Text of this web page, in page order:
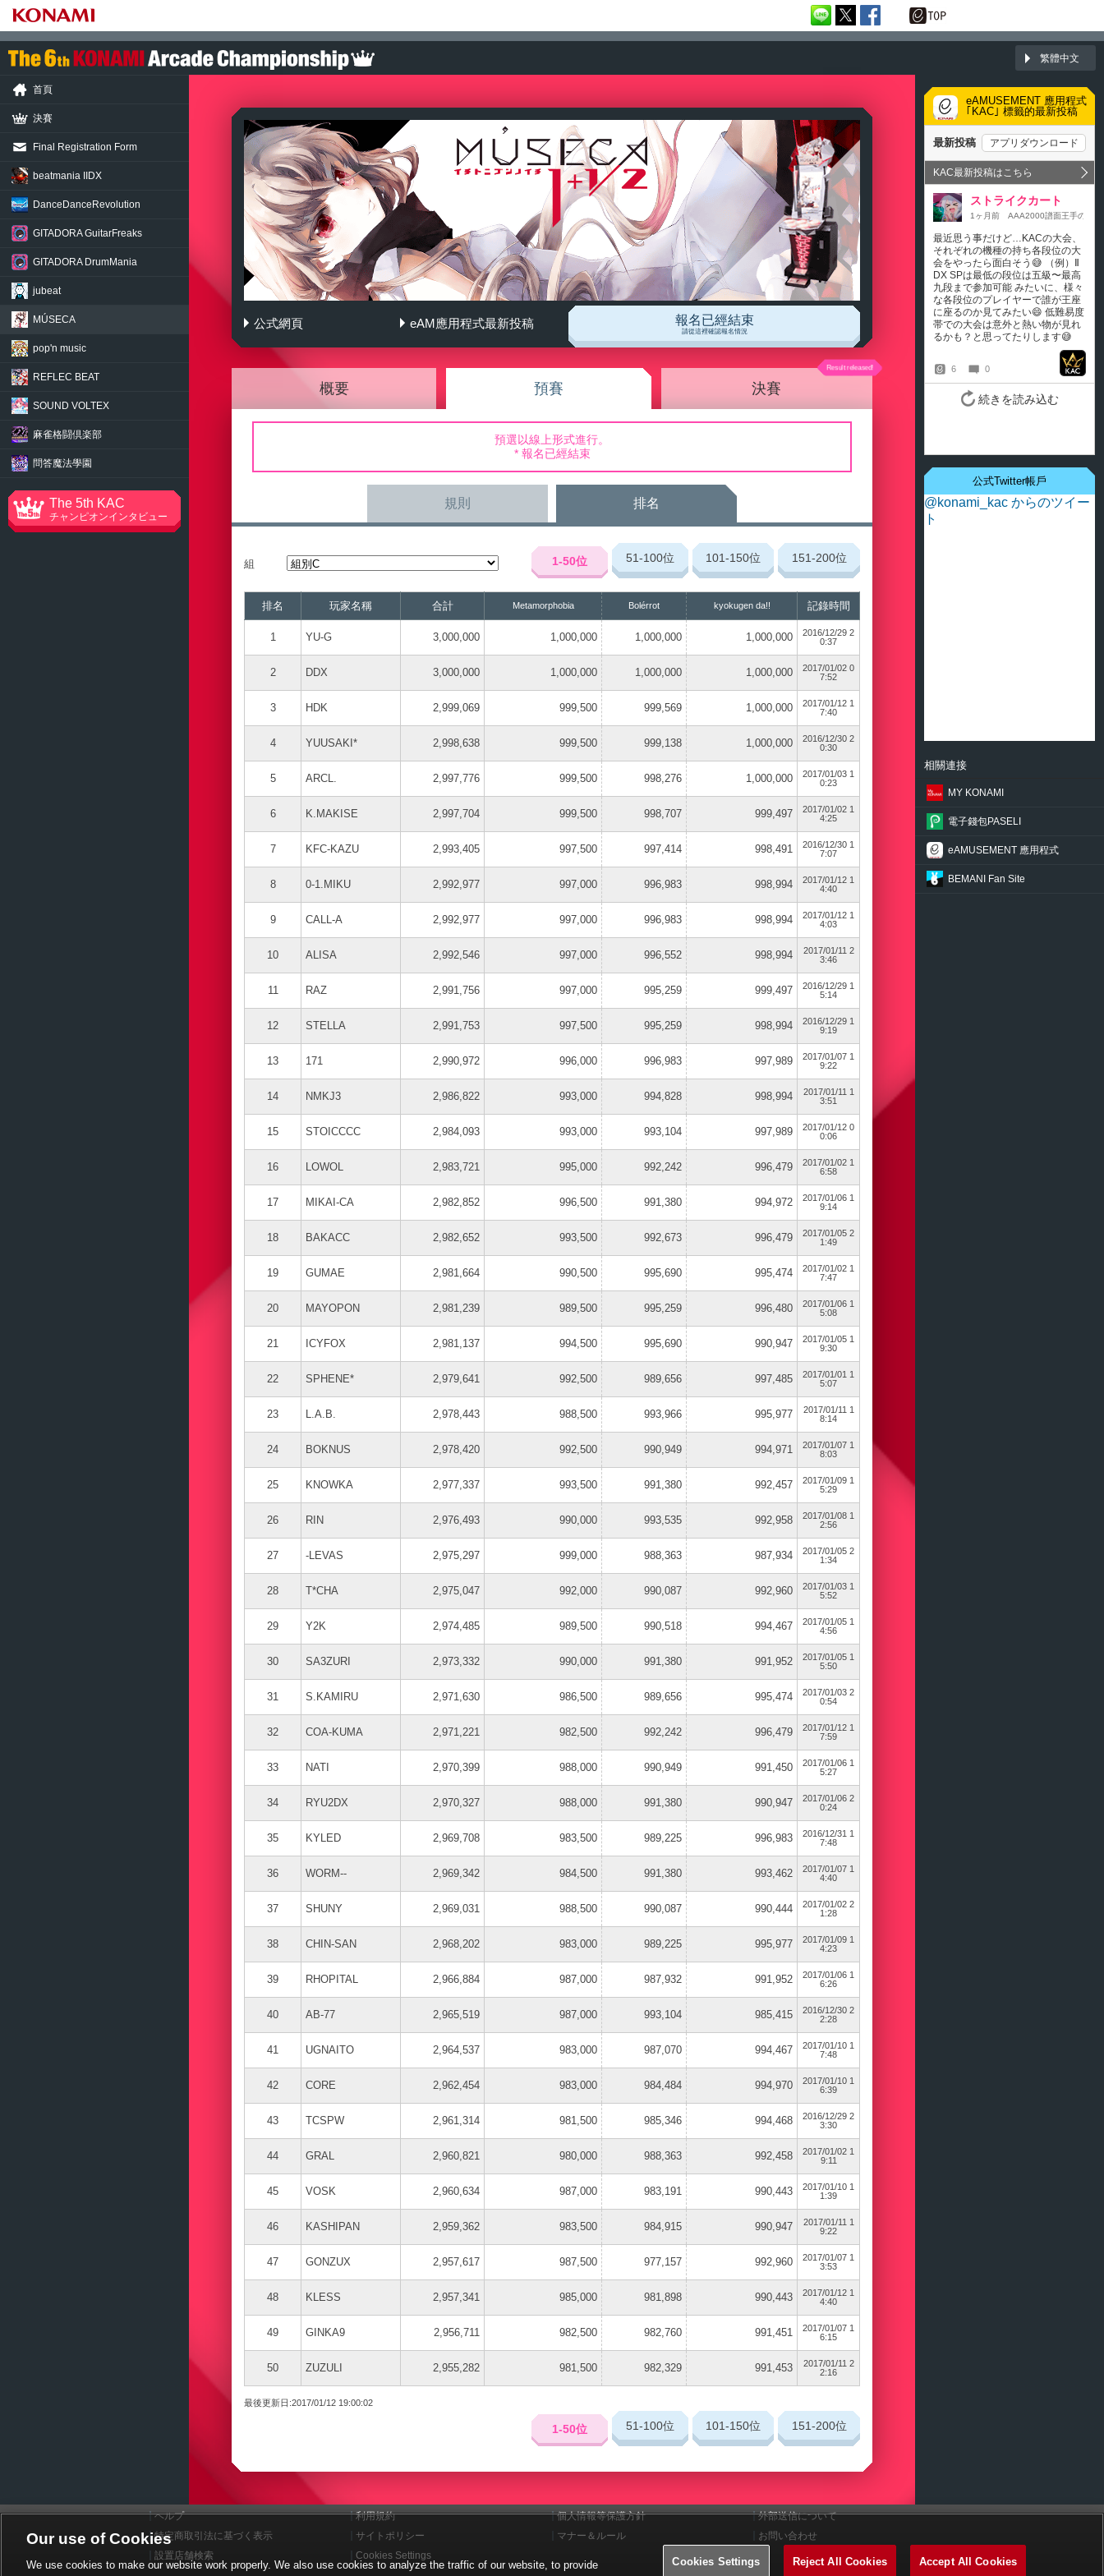
繁體中文
MÚSECA 1+1/2
公式網頁 eAM應用程式最新投稿 報名已經結束
請從這裡確認報名情況
概要 預賽 決賽
預選以線上形式進行。
* 報名已經結束
規則 排名
組 1-50位 51-100位 101-150位 151-200位
排名 玩家名稱 合計 Metamorphobia Bolérrot kyokugen da!! 記錄時間
1 YU-G 3,000,000 1,000,000 1,000,000 1,000,000
2016/12/29 2
0:37
2 DDX 3,000,000 1,000,000 1,000,000 1,000,000
2017/01/02 0
7:52
3 HDK 2,999,069 999,500 999,569 1,000,000
2017/01/12 1
7:40
4 YUUSAKI* 2,998,638 999,500 999,138 1,000,000
2016/12/30 2
0:30
5 ARCL. 2,997,776 999,500 998,276 1,000,000
2017/01/03 1
0:23
6 K.MAKISE 2,997,704 999,500 998,707 999,497
2017/01/02 1
4:25
7 KFC-KAZU 2,993,405 997,500 997,414 998,491
2016/12/30 1
7:07
8 0-1.MIKU 2,992,977 997,000 996,983 998,994
2017/01/12 1
4:40
9 CALL-A 2,992,977 997,000 996,983 998,994
2017/01/12 1
4:03
10 ALISA 2,992,546 997,000 996,552 998,994
2017/01/11 2
3:46
11 RAZ 2,991,756 997,000 995,259 999,497
2016/12/29 1
5:14
12 STELLA 2,991,753 997,500 995,259 998,994
2016/12/29 1
9:19
13 171 2,990,972 996,000 996,983 997,989
2017/01/07 1
9:22
14 NMKJ3 2,986,822 993,000 994,828 998,994
2017/01/11 1
3:51
15 STOICCCC 2,984,093 993,000 993,104 997,989
2017/01/12 0
0:06
16 LOWOL 2,983,721 995,000 992,242 996,479
2017/01/02 1
6:58
17 MIKAI-CA 2,982,852 996,500 991,380 994,972
2017/01/06 1
9:14
18 BAKACC 2,982,652 993,500 992,673 996,479
2017/01/05 2
1:49
19 GUMAE 2,981,664 990,500 995,690 995,474
2017/01/02 1
7:47
20 MAYOPON 2,981,239 989,500 995,259 996,480
2017/01/06 1
5:08
21 ICYFOX 2,981,137 994,500 995,690 990,947
2017/01/05 1
9:30
22 SPHENE* 2,979,641 992,500 989,656 997,485
2017/01/01 1
5:07
23 L.A.B. 2,978,443 988,500 993,966 995,977
2017/01/11 1
8:14
24 BOKNUS 2,978,420 992,500 990,949 994,971
2017/01/07 1
8:03
25 KNOWKA 2,977,337 993,500 991,380 992,457
2017/01/09 1
5:29
26 RIN 2,976,493 990,000 993,535 992,958
2017/01/08 1
2:56
27 -LEVAS 2,975,297 999,000 988,363 987,934
2017/01/05 2
1:34
28 T*CHA 2,975,047 992,000 990,087 992,960
2017/01/03 1
5:52
29 Y2K 2,974,485 989,500 990,518 994,467
2017/01/05 1
4:56
30 SA3ZURI 2,973,332 990,000 991,380 991,952
2017/01/05 1
5:50
31 S.KAMIRU 2,971,630 986,500 989,656 995,474
2017/01/03 2
0:54
32 COA-KUMA 2,971,221 982,500 992,242 996,479
2017/01/12 1
7:59
33 NATI 2,970,399 988,000 990,949 991,450
2017/01/06 1
5:27
34 RYU2DX 2,970,327 988,000 991,380 990,947
2017/01/06 2
0:24
35 KYLED 2,969,708 983,500 989,225 996,983
2016/12/31 1
7:48
36 WORM-- 2,969,342 984,500 991,380 993,462
2017/01/07 1
4:40
37 SHUNY 2,969,031 988,500 990,087 990,444
2017/01/02 2
1:28
38 CHIN-SAN 2,968,202 983,000 989,225 995,977
2017/01/09 1
4:23
39 RHOPITAL 2,966,884 987,000 987,932 991,952
2017/01/06 1
6:26
40 AB-77 2,965,519 987,000 993,104 985,415
2016/12/30 2
2:28
41 UGNAITO 2,964,537 983,000 987,070 994,467
2017/01/10 1
7:48
42 CORE 2,962,454 983,000 984,484 994,970
2017/01/10 1
6:39
43 TCSPW 2,961,314 981,500 985,346 994,468
2016/12/29 2
3:30
44 GRAL 2,960,821 980,000 988,363 992,458
2017/01/02 1
9:11
45 VOSK 2,960,634 987,000 983,191 990,443
2017/01/10 1
1:39
46 KASHIPAN 2,959,362 983,500 984,915 990,947
2017/01/11 1
9:22
47 GONZUX 2,957,617 987,500 977,157 992,960
2017/01/07 1
3:53
48 KLESS 2,957,341 985,000 981,898 990,443
2017/01/12 1
4:40
49 GINKA9 2,956,711 982,500 982,760 991,451
2017/01/07 1
6:15
50 ZUZULI 2,955,282 981,500 982,329 991,453
2017/01/11 2
2:16
最後更新日:2017/01/12 19:00:02
1-50位 51-100位 101-150位 151-200位
首頁
決賽
Final Registration Form
beatmania IIDX
DanceDance Revolution
GITADORAGuitarFreaks
GITADORADrumMania
jubeat
MÚSECA
pop'n music
REFLEC BEAT
SOUND VOLTEX
麻雀格闘倶楽部
問答魔法學園
The 5th KAC
チャンピオンインタビュー
eAMUSEMENT 應用程式
｢KAC｣ 標籤的最新投稿
公式Twitter帳戶
@konami_kac からのツイー
ト
相關連接
MY KONAMI
電子錢包PASELI
eAMUSEMENT 應用程式
BEMANI Fan Site
ヘルプ 利用規約 個人情報等保護方針
外部送信について
特定商取引法に基づく表示
サイトポリシー マナー＆ルール
お問い合わせ
設置店舗検索
Cookies Settings
Our use of Cookies
We use cookies to make our website work properly. We also use cookies to analyze the traffic of our website, to provide
Cookies Settings Reject All Cookies Accept All Cookies